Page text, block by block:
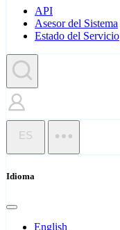
API
Asesor del Sistema
Estado del Servicio
ES
Idioma
English